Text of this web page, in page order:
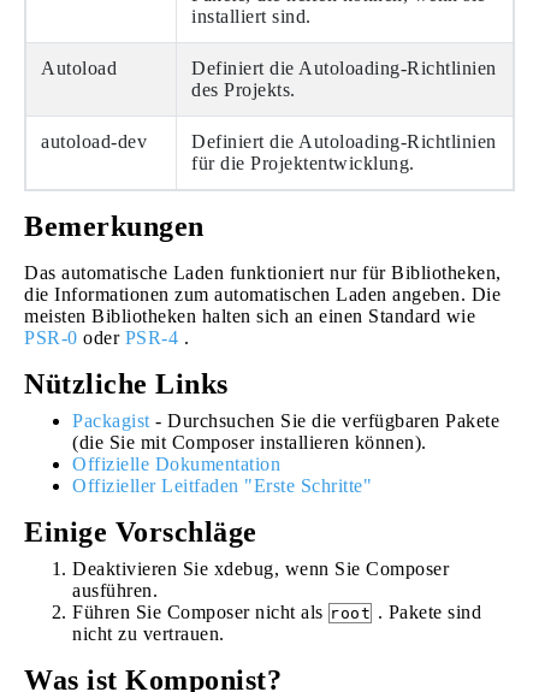
installiert sind.
Autoload
Definiert die Autoloading-Richtlinien
des Projekts.
autoload-dev
Definiert die Autoloading-Richtlinien
für die Projektentwicklung.
Bemerkungen
Das automatische Laden funktioniert nur für Bibliotheken,
die Informationen zum automatischen Laden angeben. Die
meisten Bibliotheken halten sich an einen Standard wie
PSR-0 oder PSR-4 .
Nützliche Links
Packagist - Durchsuchen Sie die verfügbaren Pakete
(die Sie mit Composer installieren können).
Offizielle Dokumentation
Offizieller Leitfaden "Erste Schritte"
Einige Vorschläge
Deaktivieren Sie xdebug, wenn Sie Composer
ausführen.
Führen Sie Composer nicht als root . Pakete sind
nicht zu vertrauen.
Was ist Komponist?